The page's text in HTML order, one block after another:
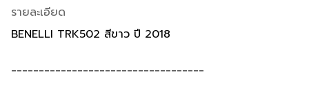
รายละเอียด
BENELLI TRK502 สีขาว ปี 2018
___________________________________